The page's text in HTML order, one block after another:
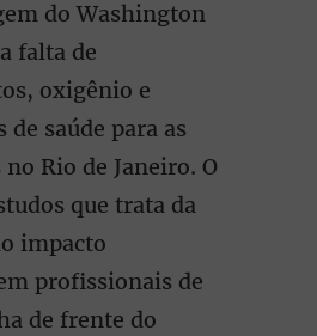
do Washington
falta de
oxigênio e
saúde para as
Rio de Janeiro. O
que trata da
impacto
profissionais de
de frente do